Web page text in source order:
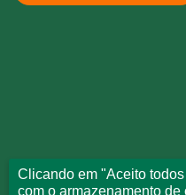
Clicando em "Aceito
com o armazenamento